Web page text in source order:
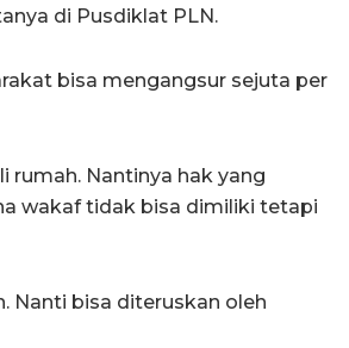
di Pusdiklat PLN.
bisa mengangsur sejuta per
rumah. Nantinya hak yang
wakaf tidak bisa dimiliki tetapi
Nanti bisa diteruskan oleh